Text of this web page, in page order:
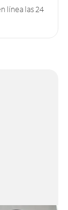
línea las 24